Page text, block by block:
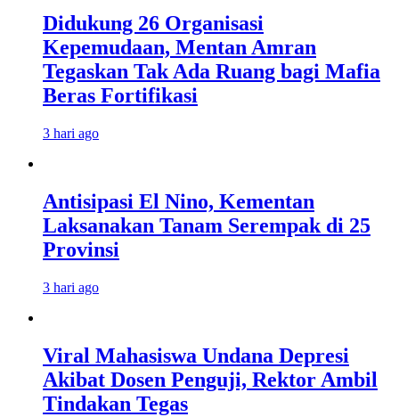
Didukung 26 Organisasi
Kepemudaan, Mentan Amran
Tegaskan Tak Ada Ruang bagi Mafia
Beras Fortifikasi
3 hari ago
Antisipasi El Nino, Kementan
Laksanakan Tanam Serempak di 25
Provinsi
3 hari ago
Viral Mahasiswa Undana Depresi
Akibat Dosen Penguji, Rektor Ambil
Tindakan Tegas